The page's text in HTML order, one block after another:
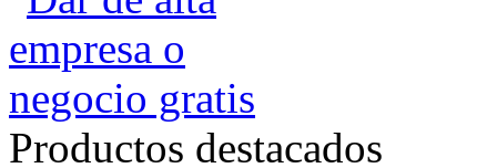
Productos destacados